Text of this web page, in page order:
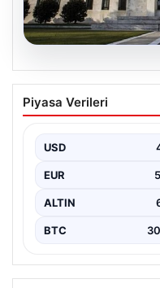
07.08.2026
FED faiz kararı
Faiz beklentisi
Piyasa Verileri
USD
EUR
ALTIN
BTC